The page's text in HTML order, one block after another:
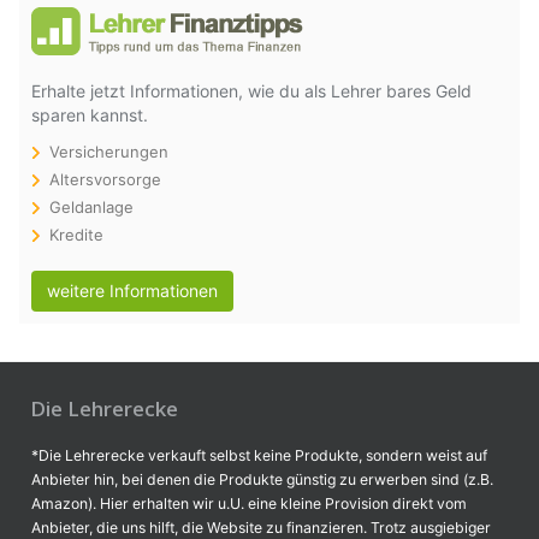
Erhalte jetzt Informationen, wie du als Lehrer bares Geld
sparen kannst.
Versicherungen
Altersvorsorge
Geldanlage
Kredite
weitere Informationen
Die Lehrerecke
*Die Lehrerecke verkauft selbst keine Produkte, sondern weist auf
Anbieter hin, bei denen die Produkte günstig zu erwerben sind (z.B.
Amazon). Hier erhalten wir u.U. eine kleine Provision direkt vom
Anbieter, die uns hilft, die Website zu finanzieren. Trotz ausgiebiger